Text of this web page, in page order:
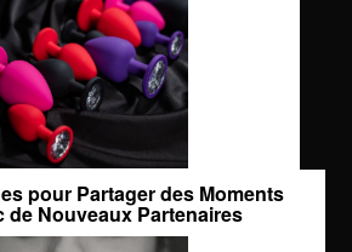
pour Partager des Moments
de Nouveaux Partenaires